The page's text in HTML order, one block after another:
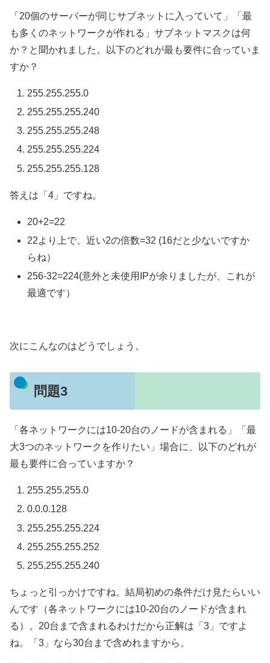
「20個のサーバーが同じサブネットに入っていて」「最
も多くのネットワークが作れる」サブネットマスクは何
か？と聞かれました。以下のどれが最も要件に合っていま
すか？
255.255.255.0
255.255.255.240
255.255.255.248
255.255.255.224
255.255.255.128
答えは「4」ですね。
20+2=22
22より上で、近い2の倍数=32 (16だと少ないですか
らね）
256-32=224(意外と未使用IPが余りましたが、これが
最適です）
次にこんなのはどうでしょう。
問題3
「各ネットワークには10-20台のノードが含まれる」「最
大3つのネットワークを作りたい」場合に、以下のどれが
最も要件に合っていますか？
255.255.255.0
0.0.0.128
255.255.255.224
255.255.255.252
255.255.255.240
ちょっと引っかけですね。結局初めの条件だけ見たらいい
んです（各ネットワークには10-20台のノードが含まれ
る）。20台まで含まれるわけだから正解は「3」ですよ
ね。「3」なら30台まで含めれますから。